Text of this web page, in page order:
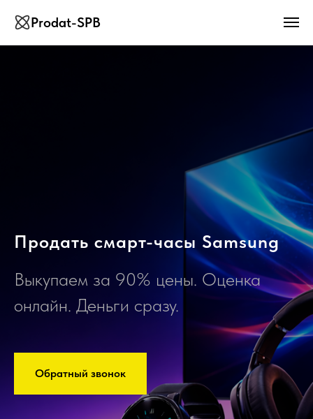
Prodat-SPB
Продать смарт-часы Samsung
Выкупаем за 90% цены. Оценка
онлайн. Деньги сразу.
Обратный звонок